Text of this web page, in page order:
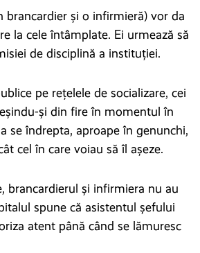
brancardier şi o infirmieră) vor da
la cele întâmplate. Ei urmează să
de disciplină a instituției.
pe rețelele de socializare, cei
și din fire în momentul în
se îndrepta, aproape în genunchi,
cel în care voiau să îl aşeze.
brancardierul și infirmiera nu au
spune că asistentul șefului
atent până când se lămuresc